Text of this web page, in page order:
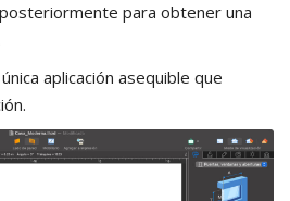
para obtener una
aplicación asequible que